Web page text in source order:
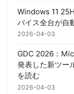
Windows 11
バイス全台が自
2026-04-03
GDC 2026：
発表した新ツ
を読む
2026-04-03